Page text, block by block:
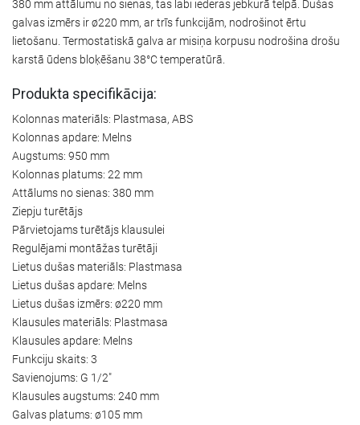
380 mm attālumu no sienas, tas labi iederas jebkurā telpā. Dušas
galvas izmērs ir ø220 mm, ar trīs funkcijām, nodrošinot ērtu
lietošanu. Termostatiskā galva ar misiņa korpusu nodrošina drošu
karstā ūdens bloķēšanu 38°C temperatūrā.
Produkta specifikācija:
Kolonnas materiāls: Plastmasa, ABS
Kolonnas apdare: Melns
Augstums: 950 mm
Kolonnas platums: 22 mm
Attālums no sienas: 380 mm
Ziepju turētājs
Pārvietojams turētājs klausulei
Regulējami montāžas turētāji
Lietus dušas materiāls: Plastmasa
Lietus dušas apdare: Melns
Lietus dušas izmērs: ø220 mm
Klausules materiāls: Plastmasa
Klausules apdare: Melns
Funkciju skaits: 3
Savienojums: G 1/2"
Klausules augstums: 240 mm
Galvas platums: ø105 mm